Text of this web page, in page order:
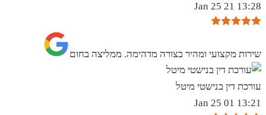
13:28 21 Jan 25
שירות מקצועי ומהיר בצורה מדהימה. ממליצה בחום
עורכת דין בנישטי מיטל
13:21 01 Jan 25